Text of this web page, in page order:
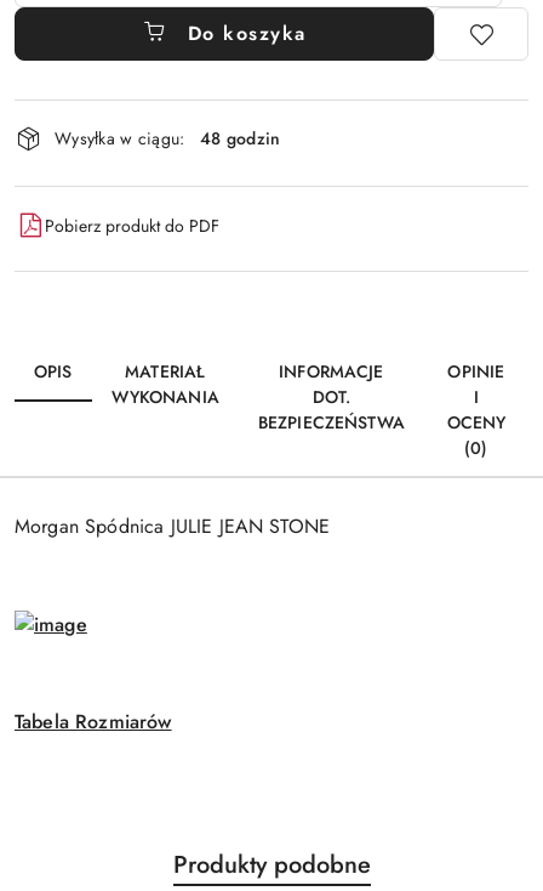
Do koszyka
Dostępność
i
dostawa
Wysyłka w ciągu: 48 godzin
Pobierz produkt do PDF
OPIS
MATERIAŁ
WYKONANIA
INFORMACJE
DOT.
BEZPIECZEŃSTWA
OPINIE
I
OCENY
(0)
Morgan Spódnica JULIE JEAN STONE
Tabela Rozmiarów
Pomiń karuzelę produktów
Produkty
Produkty podobne